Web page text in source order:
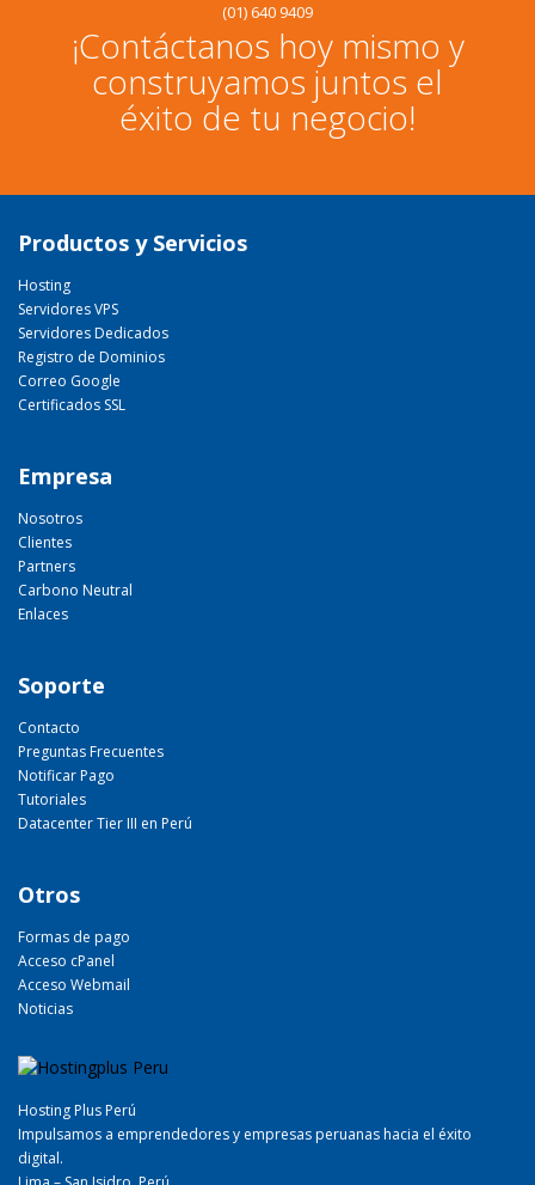
(01) 640 9409
¡Contáctanos hoy mismo y
construyamos juntos el
éxito de tu negocio!
Productos y Servicios
Hosting
Servidores VPS
Servidores Dedicados
Registro de Dominios
Correo Google
Certificados SSL
Empresa
Nosotros
Clientes
Partners
Carbono Neutral
Enlaces
Soporte
Contacto
Preguntas Frecuentes
Notificar Pago
Tutoriales
Datacenter Tier III en Perú
Otros
Formas de pago
Acceso cPanel
Acceso Webmail
Noticias
Hosting Plus Perú
Impulsamos a emprendedores y empresas peruanas hacia el éxito
digital.